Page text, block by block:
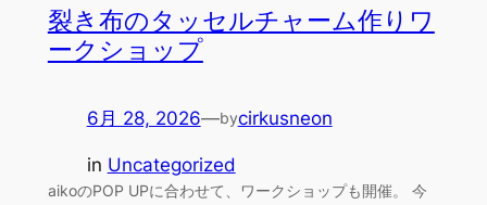
裂き布のタッセルチャーム作りワ
ークショップ
6月 28, 2026—bycirkusneon
in Uncategorized
aikoのPOP UPに合わせて、ワークショップも開催。 今